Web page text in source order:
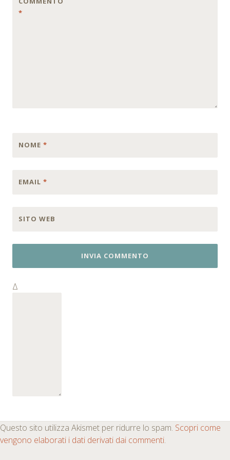
*
NOME *
EMAIL *
SITO WEB
Δ
Questo sito utilizza Akismet per ridurre lo spam. Scopri come
vengono elaborati i dati derivati dai commenti.